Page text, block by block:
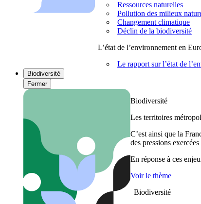
Ressources naturelles
Pollution des milieux
Changement climatique
Déclin de la biodiversité
L’état de l’environnement en
Le rapport sur l’état de
Biodiversité
Fermer
Biodiversité
Les territoires
C’est ainsi que la
des pressions
En réponse à ces
Voir le thème
Biodiversité